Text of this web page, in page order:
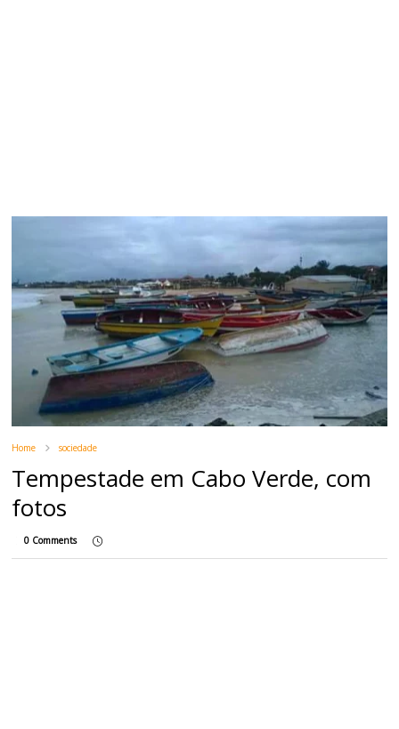
Home sociedade
Tempestade em Cabo Verde, com
fotos
0 Comments